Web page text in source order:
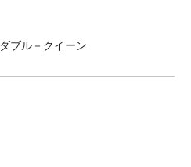
ダブル－クイーン